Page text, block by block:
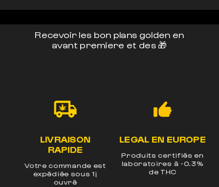
Recevoir les bon plans golden en
avant premiere et des 🎁
LIVRAISON
RAPIDE
Votre commande est
expédiée sous 1j
ouvré
LEGAL EN EUROPE
Produits certifiés en
laboratoires à -0.3%
de THC